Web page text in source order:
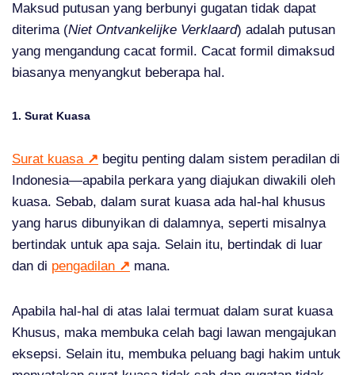
Maksud putusan yang berbunyi gugatan tidak dapat
diterima (Niet Ontvankelijke Verklaard) adalah putusan
yang mengandung cacat formil. Cacat formil dimaksud
biasanya menyangkut beberapa hal.
1. Surat Kuasa
Surat kuasa ↗ begitu penting dalam sistem peradilan di
Indonesia—apabila perkara yang diajukan diwakili oleh
kuasa. Sebab, dalam surat kuasa ada hal-hal khusus
yang harus dibunyikan di dalamnya, seperti misalnya
bertindak untuk apa saja. Selain itu, bertindak di luar
dan di pengadilan ↗ mana.
Apabila hal-hal di atas lalai termuat dalam surat kuasa
Khusus, maka membuka celah bagi lawan mengajukan
eksepsi. Selain itu, membuka peluang bagi hakim untuk